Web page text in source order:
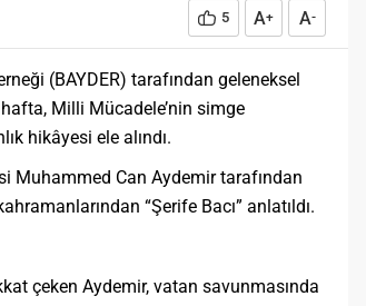
5 A+ A-
(BAYDER) tarafından geleneksel
Milli Mücadele’nin simge
hikâyesi ele alındı.
Muhammed Can Aydemir tarafından
“Şerife Bacı” anlatıldı.
çeken Aydemir, vatan savunmasında